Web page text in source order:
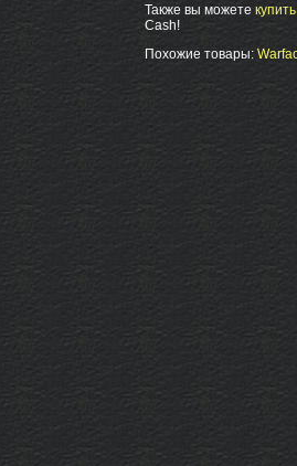
Также вы можете
Cash!
Похожие товары: